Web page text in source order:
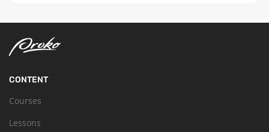
CONTENT
Courses
Lessons